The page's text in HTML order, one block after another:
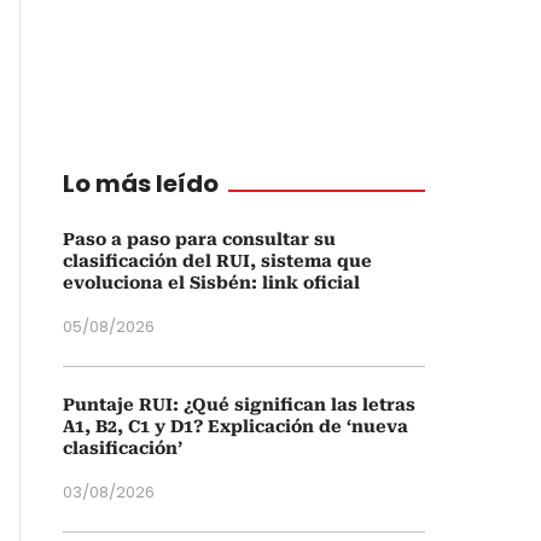
Lo más leído
Paso a paso para consultar su
clasificación del RUI, sistema que
evoluciona el Sisbén: link oficial
05/08/2026
Puntaje RUI: ¿Qué significan las letras
A1, B2, C1 y D1? Explicación de ‘nueva
clasificación’
03/08/2026